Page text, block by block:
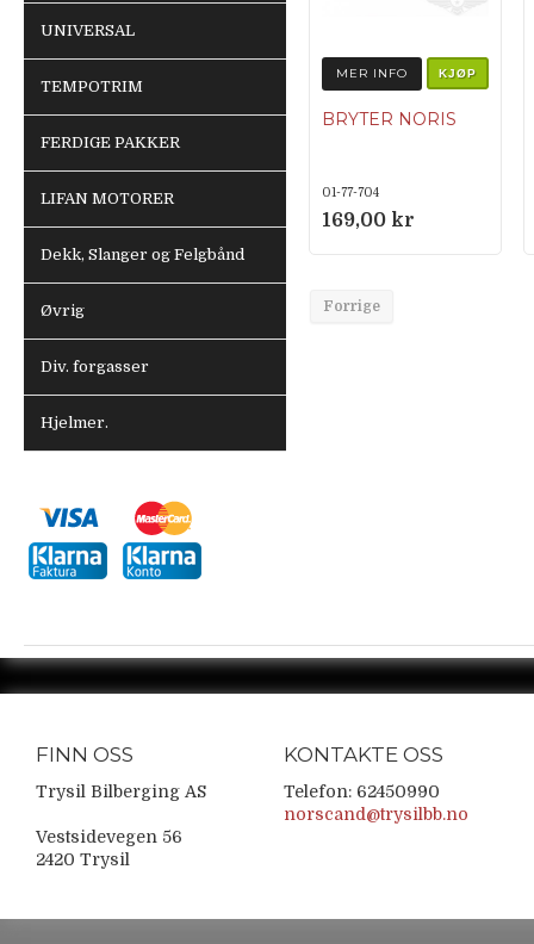
UNIVERSAL
TEMPOTRIM
FERDIGE PAKKER
LIFAN MOTORER
Dekk, Slanger og Felgbånd
Øvrig
Div. forgasser
Hjelmer.
MER INFO KJØP
BRYTER NORIS
01-77-704
169,00 kr
Forrige
FINN OSS
Trysil Bilberging AS
Vestsidevegen 56
2420 Trysil
KONTAKTE OSS
Telefon: 62450990
norscand@trysilbb.no